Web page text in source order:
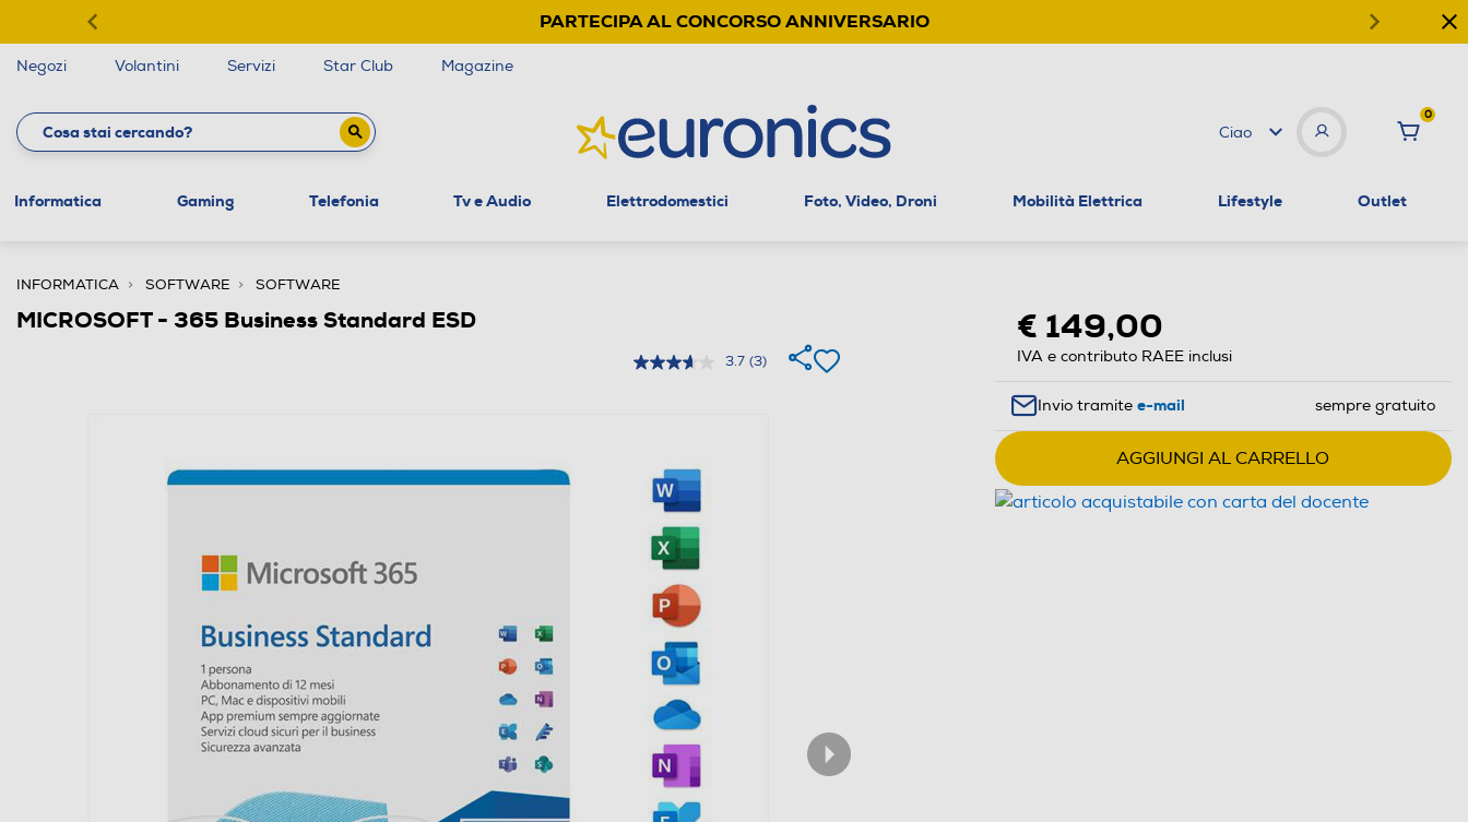
PARTECIPA AL CONCORSO ANNIVERSARIO
Negozi Volantini Servizi Star Club Magazine
Ciao
0
Informatica Gaming Telefonia Tv e Audio Elettrodomestici Foto, Video, Droni Mobilità Elettrica Lifestyle Outlet
INFORMATICA SOFTWARE SOFTWARE
MICROSOFT - 365 Business Standard ESD
3.7 (3)
€ 149,00
IVA e contributo RAEE inclusi
Invio tramite e-mail sempre gratuito
AGGIUNGI AL CARRELLO